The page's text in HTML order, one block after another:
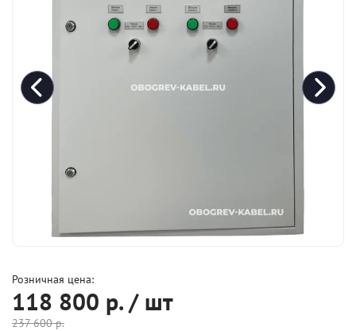
Розничная цена:
118 800 р. / шт
237 600р.